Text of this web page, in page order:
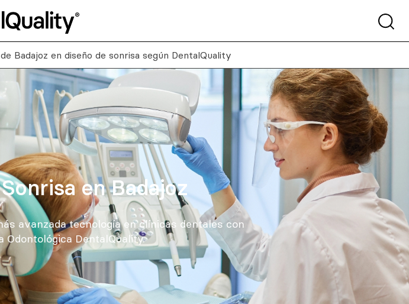
Badajoz en diseño de sonrisa según DentalQuality
en Badajoz
avanzada tecnología en clínicas dentales con
Odontológica DentalQuality.